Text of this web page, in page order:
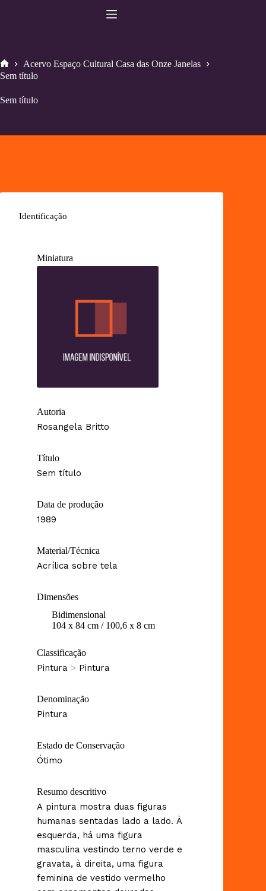
Home
Acervo Espaço Cultural Casa das Onze Janelas
Sem título
Sem título
Identificação
Miniatura
Autoria
Rosangela Britto
Título
Sem título
Data de produção
1989
Material/Técnica
Acrílica sobre tela
Dimensões
Bidimensional
104 x 84 cm / 100,6 x 8 cm
Classificação
Pintura > Pintura
Denominação
Pintura
Estado de Conservação
Ótimo
Resumo descritivo
A pintura mostra duas figuras
humanas sentadas lado a lado. À
esquerda, há uma figura
masculina vestindo terno verde e
gravata, à direita, uma figura
feminina de vestido vermelho